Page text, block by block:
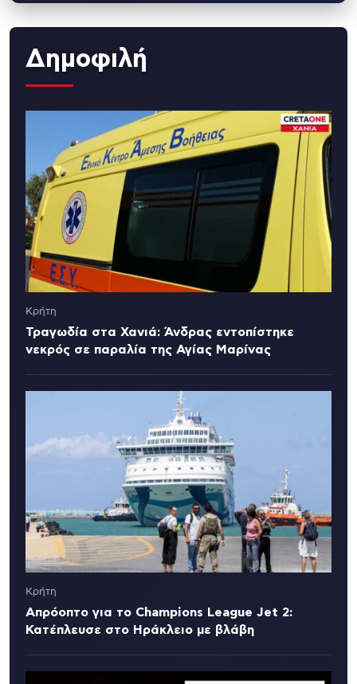
Δημοφιλή
Κρήτη
Τραγωδία στα Χανιά: Άνδρας εντοπίστηκε
νεκρός σε παραλία της Αγίας Μαρίνας
Κρήτη
Απρόοπτο για το Champions League Jet 2:
Κατέπλευσε στο Ηράκλειο με βλάβη